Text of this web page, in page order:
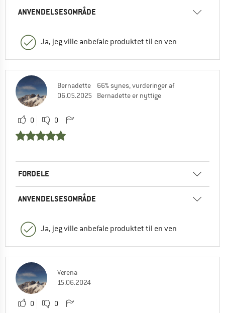
ANVENDELSESOMRÅDE
Ja, jeg ville anbefale produktet til en ven
Bernadette
06.05.2025
66% synes, vurderinger af
Bernadette er nyttige
0 0
FORDELE
ANVENDELSESOMRÅDE
Ja, jeg ville anbefale produktet til en ven
Verena
15.06.2024
0 0